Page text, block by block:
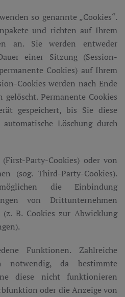
so genannte „Cookies“.
und richten auf Ihrem
an. Sie werden entweder
einer Sitzung (Session-
Cookies) auf Ihrem
Cookies werden nach Ende
gelöscht. Permanente Cookies
gespeichert, bis Sie diese
Löschung durch
Party-Cookies) oder von
(sog. Third-Party-Cookies).
die Einbindung
von Drittunternehmen
B. Cookies zur Abwicklung
Funktionen. Zahlreiche
notwendig, da bestimmte
diese nicht funktionieren
oder die Anzeige von